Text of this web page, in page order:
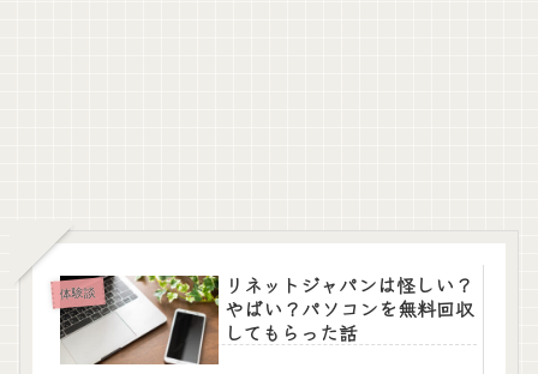
体験談
リネットジャパンは怪しい？
やばい？パソコンを無料回収
してもらった話